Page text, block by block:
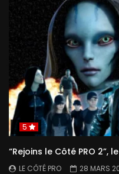
5
“Rejoins le Côté PRO 2”,
LE CÔTÉ PRO
28 MARS